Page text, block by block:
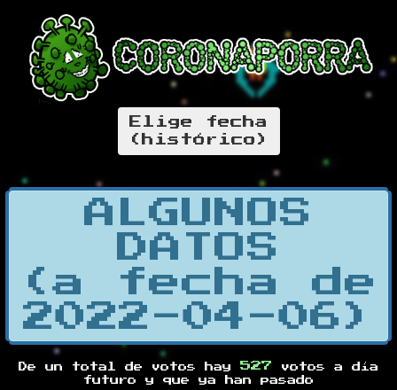
Elige fecha
(histórico)
ALGUNOS
DATOS
(a fecha de
2022-04-06)
De un total de votos hay 527 votos a día
futuro y que ya han pasado